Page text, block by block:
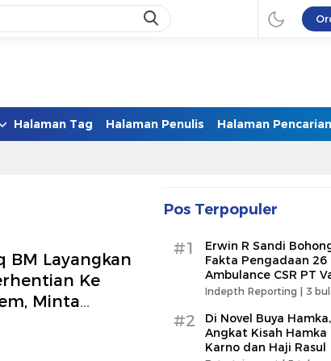
Halaman Tag Halaman Penulis Halaman Pencarian
BM Layangkan
Ke
Minta
PAW
Pos Terpopuler
#1
Erwin R Sandi
Fakta Pengadaan 26
Ambulance CSR PT
Indepth Reporting | 3
#2
Di Novel Buya
Angkat Kisah
Karno dan Haji Rasul